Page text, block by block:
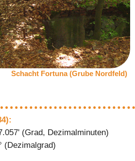
Schacht Fortuna (Grube Nordfeld)
(Grad, Dezimalminuten)
(Dezimalgrad)